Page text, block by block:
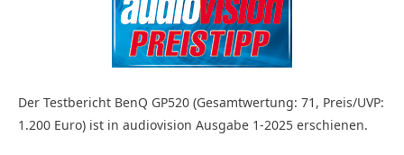
Der Testbericht BenQ GP520 (Gesamtwertung: 71, Preis/UVP:
1.200 Euro) ist in audiovision Ausgabe 1-2025 erschienen.